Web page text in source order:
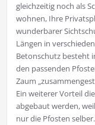
gleichzeitig noch als
wohnen, Ihre
wunderbarer
Längen in
Betonschutz besteht
den passenden
Zaum
Ein weiterer Vorteil
abgebaut werden,
nur die Pfosten selber.